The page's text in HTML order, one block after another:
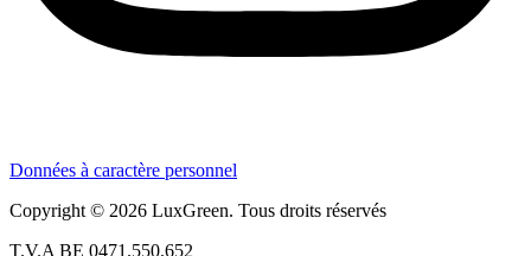
Données à caractère personnel
Copyright © 2026 LuxGreen. Tous droits réservés
T.V.A BE 0471.550.652